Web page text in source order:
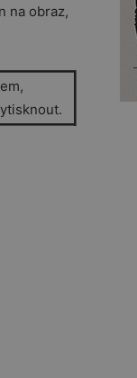
na obraz,